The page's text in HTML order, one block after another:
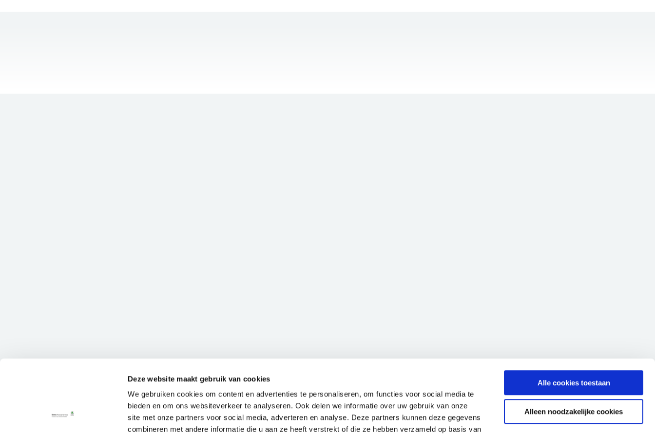
Deze website maakt gebruik van cookies
We gebruiken cookies om content en advertenties te personaliseren, om functies voor social media te
bieden en om ons websiteverkeer te analyseren. Ook delen we informatie over uw gebruik van onze
site met onze partners voor social media, adverteren en analyse. Deze partners kunnen deze gegevens
combineren met andere informatie die u aan ze heeft verstrekt of die ze hebben verzameld op basis van
Alle cookies toestaan
Alleen noodzakelijke cookies